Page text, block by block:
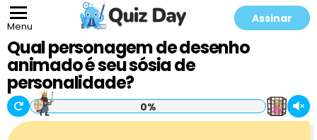
Menu
Assinar
Qual personagem de desenho
animado é seu sósia de
personalidade?
0%